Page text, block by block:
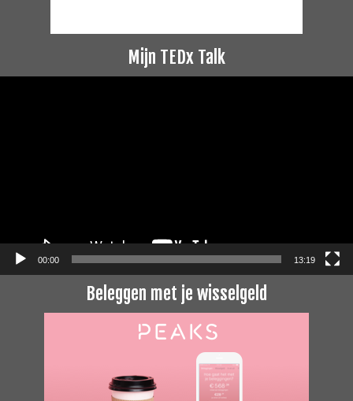
Mijn TEDx Talk
00:00 13:19
Beleggen met je wisselgeld